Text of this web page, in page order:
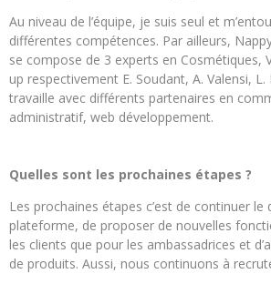
Au niveau de l’équipe, je suis seul et
différentes compétences. Par ailleurs,
se compose de 3 experts en Cosmétiques,
up respectivement E. Soudant, A. Valensi, L.
travaille avec différents partenaires en
administratif, web développement.
Quelles sont les prochaines étapes ?
Les prochaines étapes c’est de continuer
plateforme, de proposer de nouvelles
les clients que pour les ambassadrices et
de produits. Aussi, nous continuons à